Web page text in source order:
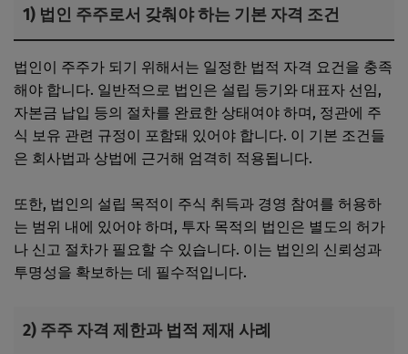
1) 법인 주주로서 갖춰야 하는 기본 자격 조건
법인이 주주가 되기 위해서는 일정한 법적 자격 요건을 충족
해야 합니다. 일반적으로 법인은 설립 등기와 대표자 선임,
자본금 납입 등의 절차를 완료한 상태여야 하며, 정관에 주
식 보유 관련 규정이 포함돼 있어야 합니다. 이 기본 조건들
은 회사법과 상법에 근거해 엄격히 적용됩니다.
또한, 법인의 설립 목적이 주식 취득과 경영 참여를 허용하
는 범위 내에 있어야 하며, 투자 목적의 법인은 별도의 허가
나 신고 절차가 필요할 수 있습니다. 이는 법인의 신뢰성과
투명성을 확보하는 데 필수적입니다.
2) 주주 자격 제한과 법적 제재 사례